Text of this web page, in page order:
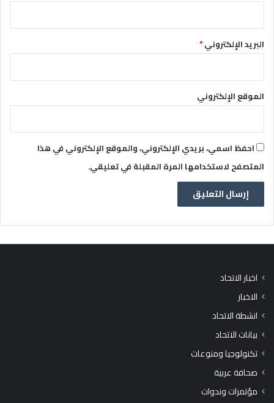
البريد الإلكتروني*
الموقع الإلكتروني
احفظ اسمي، بريدي الإلكتروني، والموقع الإلكتروني في هذا
المتصفح لاستخدامها المرة المقبلة في تعليقي.
اخبار الاتحاد
الاخبار
انشطة الاتحاد
بيانات الاتحاد
تكنولوجيا ومنوعات
صحافة عربية
مؤتمرات وندوات